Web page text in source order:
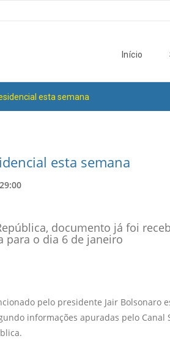
Início
esta semana
esta semana
documento já foi
para o dia 6 de janeiro
pelo presidente Jair Bolsonaro
informações apuradas pelo Canal